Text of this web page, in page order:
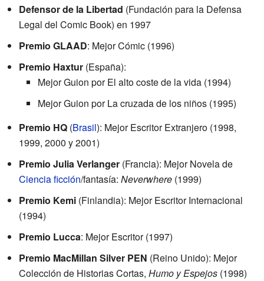
Defensor de la Libertad (Fundación para la Defensa
Legal del Comic Book) en 1997
Premio GLAAD: Mejor Cómic (1996)
Premio Haxtur (España):
Mejor Guion por El alto coste de la vida (1994)
Mejor Guion por La cruzada de los niños (1995)
Premio HQ (Brasil): Mejor Escritor Extranjero (1998,
1999, 2000 y 2001)
Premio Julia Verlanger (Francia): Mejor Novela de
Ciencia ficción/fantasía: Neverwhere (1999)
Premio Kemi (Finlandia): Mejor Escritor Internacional
(1994)
Premio Lucca: Mejor Escritor (1997)
Premio MacMillan Silver PEN (Reino Unido): Mejor
Colección de Historias Cortas, Humo y Espejos (1998)